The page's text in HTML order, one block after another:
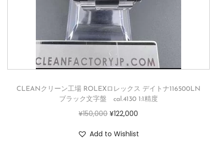
CLEANクリーン工場 ROLEXロレックス デイトナ116500LN
ブラック文字盤 cal.4130 1:1精度
¥150,000 ¥122,000
Add to Wishlist